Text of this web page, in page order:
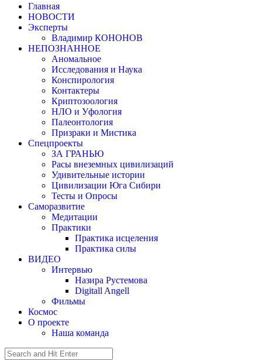
Главная
НОВОСТИ
Эксперты
Владимир КОНОНОВ
НЕПОЗНАННОЕ
Аномальное
Исследования и Наука
Конспирология
Контактеры
Криптозоология
НЛО и Уфология
Палеонтология
Призраки и Мистика
Спецпроекты
ЗА ГРАНЬЮ
Расы внеземных цивилизаций
Удивительные истории
Цивилизации Юга Сибири
Тесты и Опросы
Саморазвитие
Медитации
Практики
Практика исцеления
Практика силы
ВИДЕО
Интервью
Назира Рустемова
Digitall Angell
Фильмы
Космос
О проекте
Наша команда